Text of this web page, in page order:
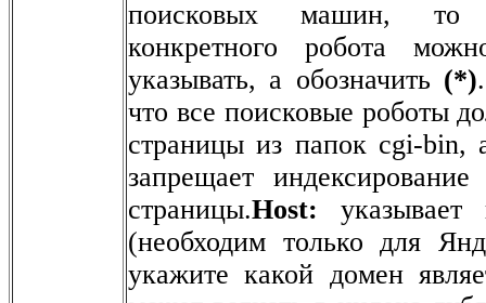
поисковых машин, то
конкретного робота
указывать, а обозначить (*)
что все поисковые роботы
страницы из папок cgi-
запрещает
страницы.Host:
(необходим только для
укажите какой домен